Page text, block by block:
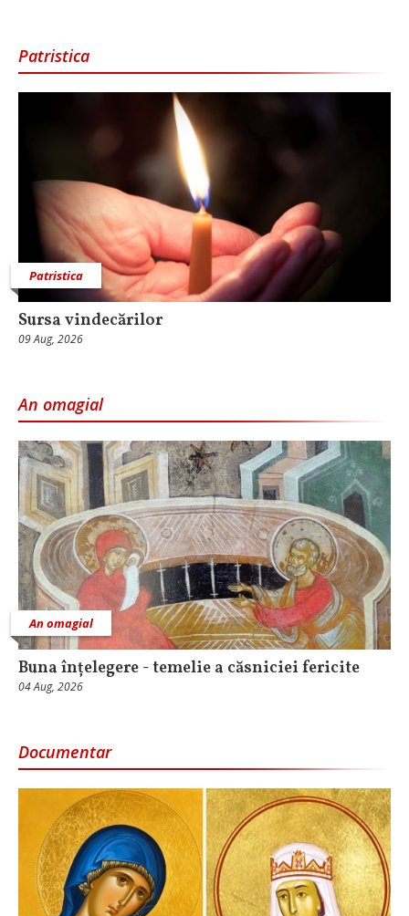
Patristica
Patristica
Sursa vindecărilor
09 Aug, 2026
An omagial
An omagial
Buna înțelegere - temelie a căsniciei fericite
04 Aug, 2026
Documentar